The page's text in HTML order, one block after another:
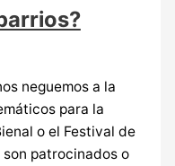
neguemos a la
para la
o el Festival de
patrocinados o